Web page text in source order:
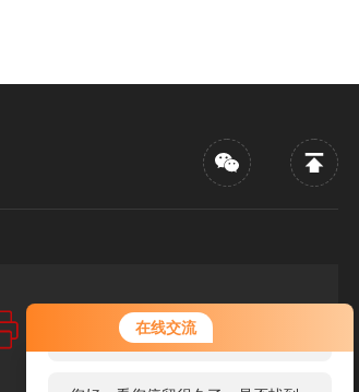
在线交流
您好！欢迎前来咨询，很高兴为您
服务，请问您要咨询什么问题呢？
传真：FAX
86-021-67256880